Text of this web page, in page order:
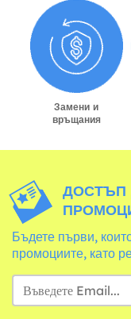
Замени и
връщания
ДОСТЪП
Бъдете първи,
промоциите, като